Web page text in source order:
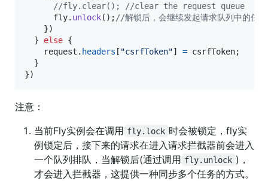
//fly.clear(); //clear the request queue
fly. unlock( ) ; //解锁后，会继续发起请求队列中的任务
})
}
else {
request . headers [ "csrfToken"] = csrfToken;
}
})
注意：
当前Fly实例会在调用 fly.lock 时会被锁定，fly实
例锁定后，接下来的请求在进入请求拦截器前会进入
一个队列排队，当解锁后(通过调用 fly.unlock )，
才会进入拦截器，这提供一种同步多个任务的方式。